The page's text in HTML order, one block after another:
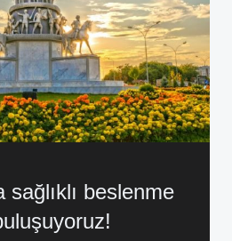
sağlıklı beslenme